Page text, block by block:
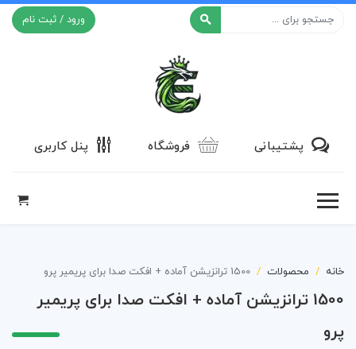
ورود / ثبت نام
پشتیبانی فروشگاه پنل کاربری
خانه محصولات 1500 ترانزیشن آماده + افکت صدا برای پریمیر پرو
1500 ترانزیشن آماده + افکت صدا برای پریمیر
پرو